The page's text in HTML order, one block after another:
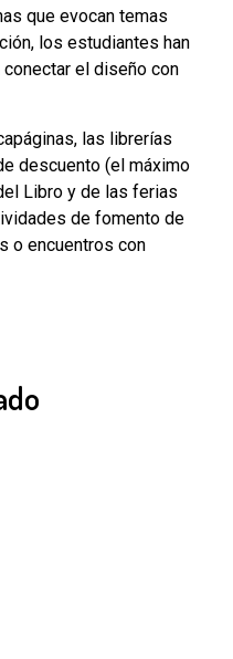
que evocan temas
los estudiantes han
el diseño con
las librerías
descuento (el máximo
Libro y de las ferias
de fomento de
o encuentros con